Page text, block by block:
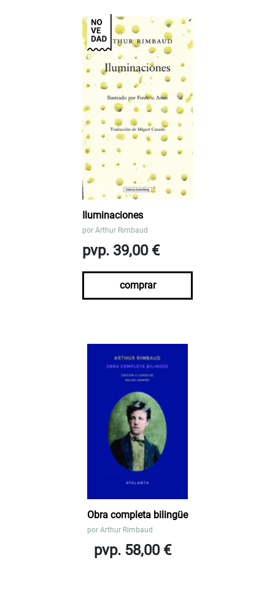
Iluminaciones
por Arthur Rimbaud
pvp. 39,00 €
comprar
Obra completa bilingüe
por Arthur Rimbaud
pvp. 58,00 €